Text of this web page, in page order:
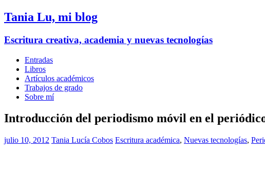
Tania Lu, mi blog
Escritura creativa, academia y nuevas tecnologías
Entradas
Libros
Artículos académicos
Trabajos de grado
Sobre mí
Introducción del periodismo móvil en el
julio 10, 2012 Tania Lucía Cobos Escritura académica, Nuevas tecnologías,